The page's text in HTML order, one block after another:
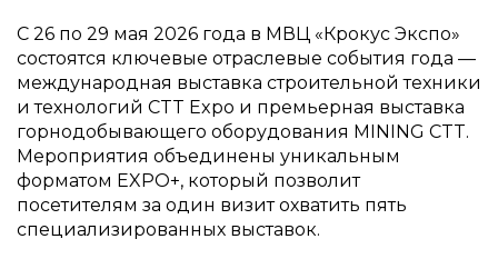
С 26 по 29 мая 2026 года в МВЦ «Крокус Экспо»
состоятся ключевые отраслевые события года —
международная выставка строительной техники
и технологий CTT Expo и премьерная выставка
горнодобывающего оборудования MINING CTT.
Мероприятия объединены уникальным
форматом EXPO+, который позволит
посетителям за один визит охватить пять
специализированных выставок.